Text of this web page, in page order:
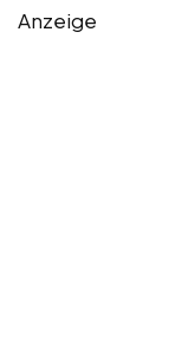
Anzeige